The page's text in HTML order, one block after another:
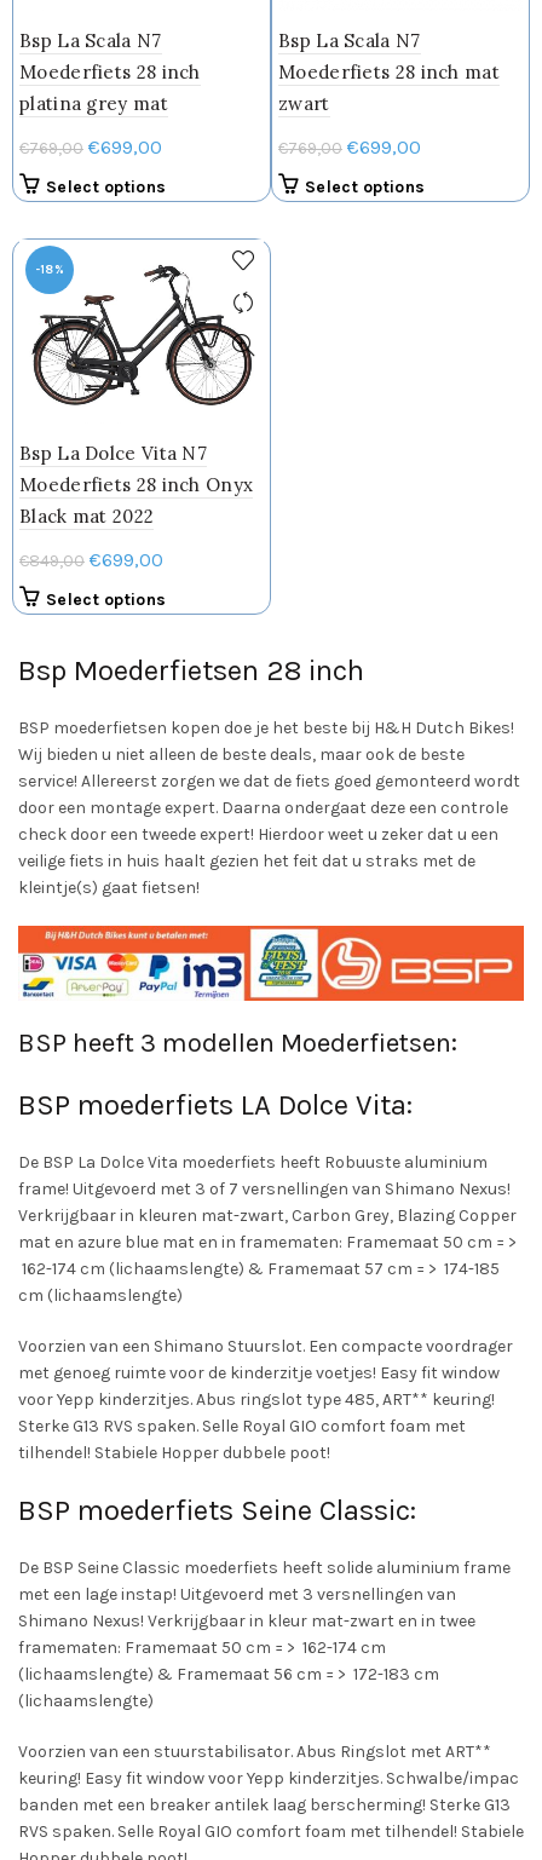
de
Bsp La Scala N7
Moederfiets 28 inch
platina grey mat
€769,00 Oorspronkelijke
prijs
was:
€769,00.
€699,00
is:
€699,00.
Select options
heeft
meerdere
variaties.
Deze
optie
kan
gekozen
op
de
productpagina
Bsp La Scala N7
Moederfiets 28 inch mat
zwart
€769,00 Oorspronkelijke
prijs
was:
€699,00
is:
Select options
-18%
Bsp La Dolce Vita N7
Moederfiets 28 inch Onyx
Black mat 2022
€849,00 Oorspronkelijke
was:
€699,00
is:
Select options
meerdere
Deze
optie
kan
gekozen
worden
op
de
Bsp Moederfietsen 28 inch
BSP moederfietsen kopen doe je het beste bij H&H Dutch Bikes!
Wij bieden u niet alleen de beste deals, maar ook de beste
service! Allereerst zorgen we dat de fiets goed gemonteerd wordt
door een montage expert. Daarna ondergaat deze een controle
check door een tweede expert! Hierdoor weet u zeker dat u een
veilige fiets in huis haalt gezien het feit dat u straks met de
kleintje(s) gaat fietsen!
BSP heeft 3 modellen Moederfietsen:
BSP moederfiets LA Dolce Vita:
De BSP La Dolce Vita moederfiets heeft Robuuste aluminium
frame! Uitgevoerd met 3 of 7 versnellingen van Shimano Nexus!
Verkrijgbaar in kleuren mat-zwart, Carbon Grey, Blazing Copper
mat en azure blue mat en in framematen: Framemaat 50 cm = >
162-174 cm (lichaamslengte) & Framemaat 57 cm = > 174-185
cm (lichaamslengte)
Voorzien van een Shimano Stuurslot. Een compacte voordrager
met genoeg ruimte voor de kinderzitje voetjes! Easy fit window
voor Yepp kinderzitjes. Abus ringslot type 485, ART** keuring!
Sterke G13 RVS spaken. Selle Royal GIO comfort foam met
tilhendel! Stabiele Hopper dubbele poot!
BSP moederfiets Seine Classic:
De BSP Seine Classic moederfiets heeft solide aluminium frame
met een lage instap! Uitgevoerd met 3 versnellingen van
Shimano Nexus! Verkrijgbaar in kleur mat-zwart en in twee
framematen: Framemaat 50 cm = > 162-174 cm
(lichaamslengte) & Framemaat 56 cm = > 172-183 cm
(lichaamslengte)
Voorzien van een stuurstabilisator. Abus Ringslot met ART**
keuring! Easy fit window voor Yepp kinderzitjes. Schwalbe/impac
banden met een breaker antilek laag berscherming! Sterke G13
RVS spaken. Selle Royal GIO comfort foam met tilhendel! Stabiele